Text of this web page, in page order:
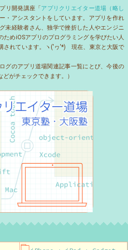
リ開発講座「アプリクリエイター道場（略し
・アシスタントをしています。アプリを作れ
未経験者さん、独学で挫折した人やエンジニ
ためiOSアプリのプログラミングを学びたい人
されています。ヽ('ヮ'*)ゝ現在、東京と大阪で
グのアプリ道場関連記事一覧にとび、今後の
がチェックできます。）